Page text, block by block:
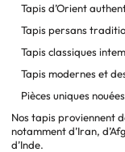
Tapis d’Orient
Tapis persans
Tapis classiques
Tapis modernes et
Pièces uniques
Nos tapis proviennent
notamment d’Iran,
d’Inde.